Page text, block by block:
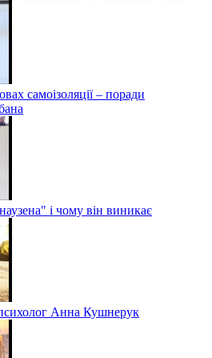
самоізоляції – поради
і чому він виникає
Анна Кушнерук